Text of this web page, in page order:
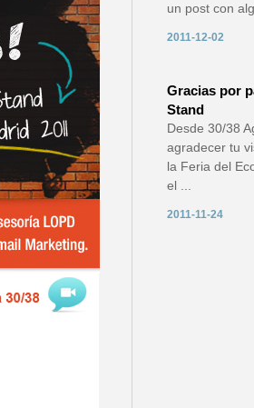
un post con
2011-12-02
Gracias por
Stand
Desde 30/38
agradecer tu
la Feria del
el ...
2011-11-24